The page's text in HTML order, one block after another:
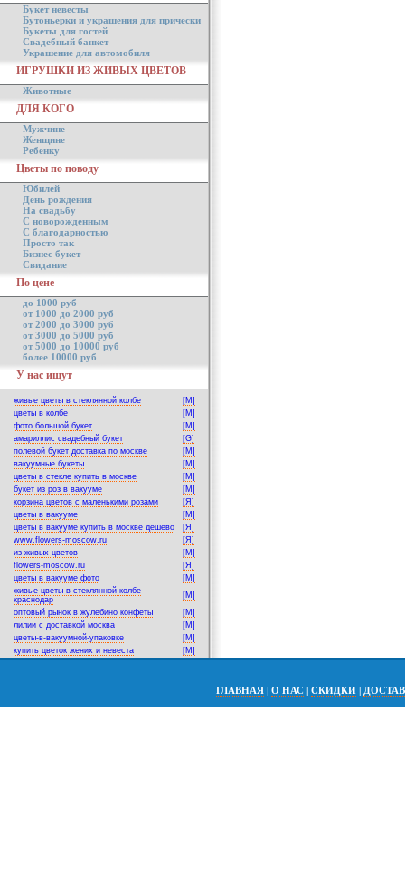
Букет невесты
Бутоньерки и украшения для прически
Букеты для гостей
Свадебный банкет
Украшение для автомобиля
ИГРУШКИ ИЗ ЖИВЫХ ЦВЕТОВ
Животные
ДЛЯ КОГО
Мужчине
Женщине
Ребенку
Цветы по поводу
Юбилей
День рождения
На свадьбу
С новорожденным
С благодарностью
Просто так
Бизнес букет
Свидание
По цене
до 1000 руб
от 1000 до 2000 руб
от 2000 до 3000 руб
от 3000 до 5000 руб
от 5000 до 10000 руб
более 10000 руб
У нас ищут
живые цветы в стеклянной колбе
[M]
цветы в колбе
[M]
фото большой букет
[M]
амариллис свадебный букет
[G]
полевой букет доставка по москве
[M]
вакуумные букеты
[M]
цветы в стекле купить в москве
[M]
букет из роз в вакууме
[M]
корзина цветов с маленькими розами
[Я]
цветы в вакууме
[M]
цветы в вакууме купить в москве дешево
[Я]
www.flowers-moscow.ru
[Я]
из живых цветов
[M]
flowers-moscow.ru
[Я]
цветы в вакууме фото
[M]
живые цветы в стеклянной колбе
краснодар
[M]
оптовый рынок в жулебино конфеты
[M]
лилии с доставкой москва
[M]
цветы-в-вакуумной-упаковке
[M]
купить цветок жених и невеста
[M]
ГЛАВНАЯ | О НАС | СКИДКИ |